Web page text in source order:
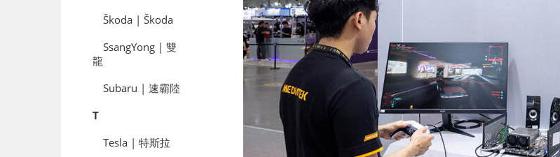
Škoda | Škoda
SsangYong | 雙
龍
Subaru | 速霸陸
T
Tesla | 特斯拉